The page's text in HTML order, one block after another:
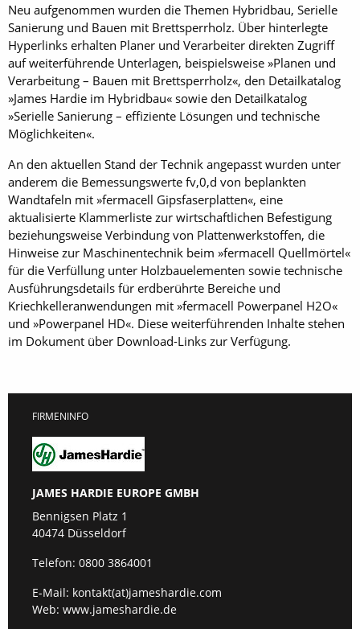
Neu aufgenommen wurden die Themen Hybridbau, Serielle
Sanierung und Bauen mit Brettsperrholz. Über hinterlegte
Hyperlinks erhalten Planer und Verarbeiter direkten Zugriff
auf weiterführende Unterlagen, beispielsweise »Planen und
Verarbeitung – Bauen mit Brettsperrholz«, den Detailkatalog
»James Hardie im Hybridbau« sowie den Detailkatalog
»Serielle Sanierung – effiziente Lösungen und technische
Möglichkeiten«.
An den aktuellen Stand der Technik angepasst wurden unter
anderem die Bemessungswerte fv,0,d von beplankten
Wandtafeln mit »fermacell Gipsfaserplatten«, eine
aktualisierte Klammerliste zur wirtschaftlichen Befestigung
beziehungsweise Verbindung von Plattenwerkstoffen, die
Hinweise zur Maschinentechnik beim »fermacell Quellmörtel«
für die Verfüllung unter Holzbauelementen sowie technische
Ausführungsdetails für erdberührte Bereiche und
Kriechkelleranwendungen mit »fermacell Powerpanel H2O«
und »Powerpanel HD«. Diese weiterführenden Inhalte stehen
im Dokument über Download-Links zur Verfügung.
FIRMENINFO
JAMES HARDIE EUROPE GMBH
Bennigsen Platz 1
40474 Düsseldorf
Telefon: 0800 3864001
E-Mail: kontakt(at)jameshardie.com
Web: www.jameshardie.de